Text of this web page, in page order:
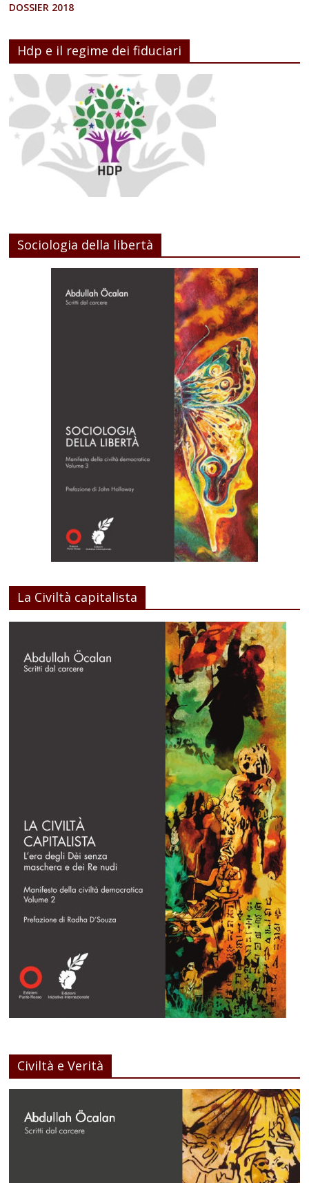
DOSSIER 2018
Hdp e il regime dei fiduciari
Sociologia della libertà
La Civiltà capitalista
Civiltà e Verità